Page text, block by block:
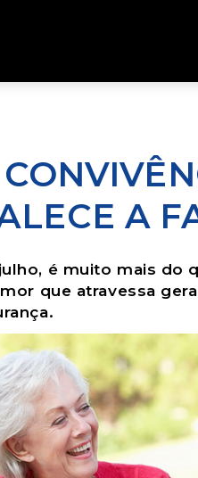
A
é muito mais do
que atravessa